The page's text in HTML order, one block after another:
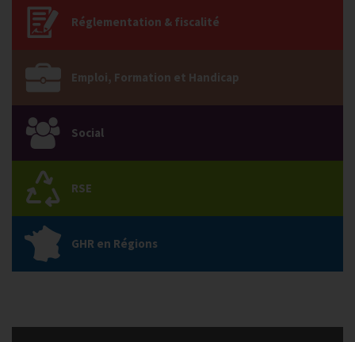
Réglementation & fiscalité
Emploi, Formation et Handicap
Social
RSE
GHR en Régions